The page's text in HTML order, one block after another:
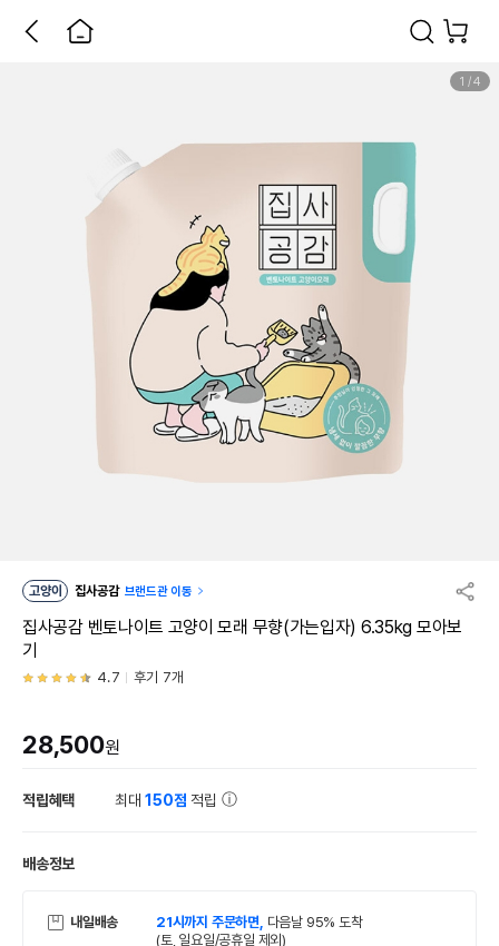
1 /4
고양이 집사공감 브랜드관 이동
집사공감 벤토나이트 고양이 모래 무향(가는입자) 6.35kg 모아보
기
4.7 후기 7개
28,500원
적립혜택 최대150점 적립
배송정보
내일배송 21시까지 주문하면, 다음날 95% 도착
(토, 일요일/공휴일 제외)